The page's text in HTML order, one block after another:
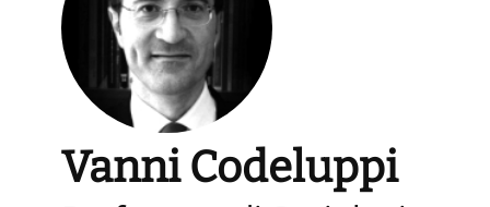
Vanni Codeluppi